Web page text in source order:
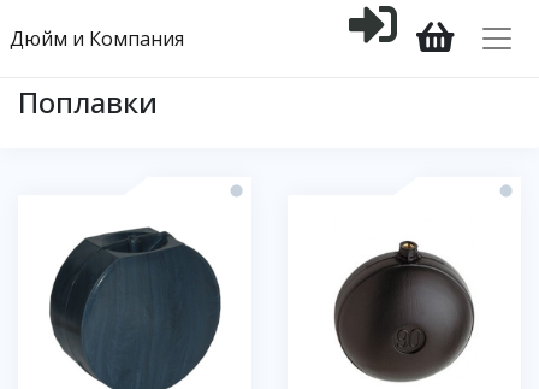
Дюйм и Компания
Поплавки